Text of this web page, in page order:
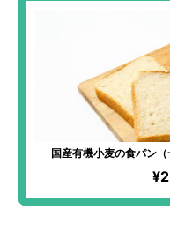
国産有機小麦の食パン
MARKET限定】化学物質
全原材料有機！湧き水「
ほど